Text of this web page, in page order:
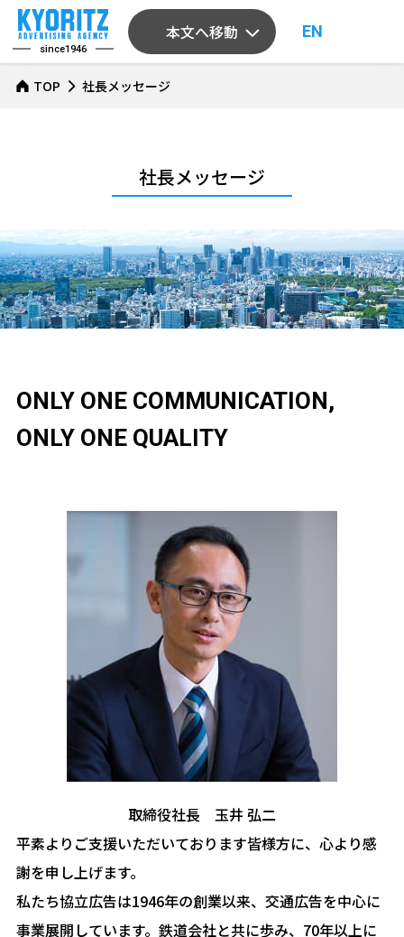
本文へ移動
since1946
EN
TOP 社長メッセージ
社長メッセージ
ONLY ONE COMMUNICATION,
ONLY ONE QUALITY
取締役社長 玉井 弘二
平素よりご支援いただいております皆様方に、心より感
謝を申し上げます。
私たち協立広告は1946年の創業以来、交通広告を中心に
事業展開しています。鉄道会社と共に歩み、70年以上に